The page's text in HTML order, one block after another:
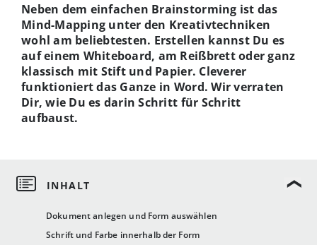
Dokument anlegen und Form auswählen
Schrift und Farbe innerhalb der Form
Neben dem einfachen Brainstorming ist das
Mind-Mapping unter den Kreativtechniken
wohl am beliebtesten. Erstellen kannst Du es
auf einem Whiteboard, am Reißbrett oder ganz
klassisch mit Stift und Papier. Cleverer
funktioniert das Ganze in Word. Wir verraten
Dir, wie Du es darin Schritt für Schritt
aufbaust.